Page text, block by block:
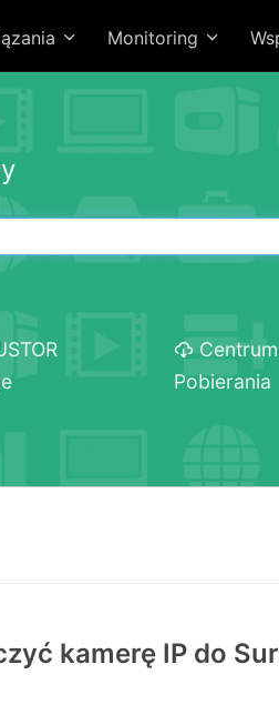
Monitoring
Centrum
Pobierania
kamerę IP do